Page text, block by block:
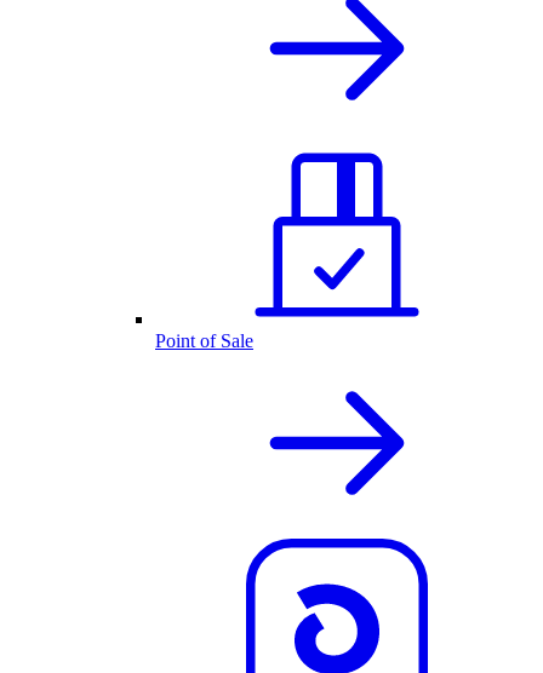
Point of Sale